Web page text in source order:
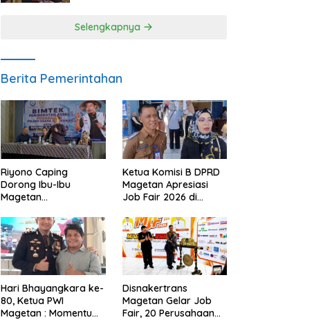
Selengkapnya
Berita Pemerintahan
Riyono Caping
Dorong Ibu-Ibu
Magetan
Ikan, Perkuat Budaya
Gemar Makan Ikan
Ketua Komisi B DPRD
Magetan Apresiasi
Job Fair 2026 di
Anggaran
Hari Bhayangkara ke-
80, Ketua PWI
Magetan : Momentum
Disnakertrans
Magetan Gelar Job
Fair, 20 Perusahaan